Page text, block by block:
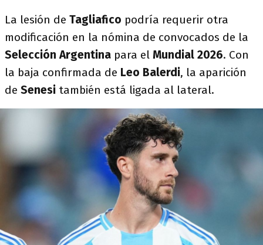
La lesión de Tagliafico podría requerir otra
modificación en la nómina de convocados de la
Selección Argentina para el Mundial 2026. Con
la baja confirmada de Leo Balerdi, la aparición
de Senesi también está ligada al lateral.